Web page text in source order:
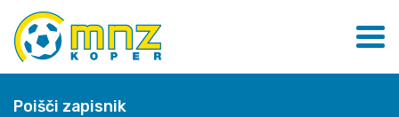
Poišči zapisnik